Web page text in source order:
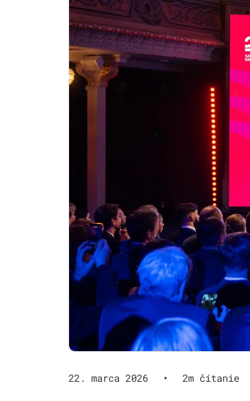
22. marca 2026 • 2m čítanie